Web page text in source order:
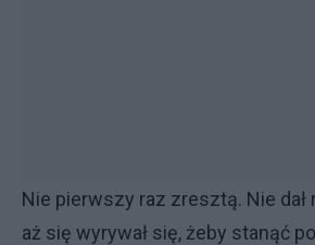
Nie pierwszy raz zresztą. Nie dał
aż się wyrywał się, żeby stanąć